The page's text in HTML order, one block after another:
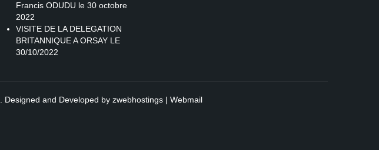
Francis ODUDU le 30 octobre
2022
VISITE DE LA DELEGATION
BRITANNIQUE A ORSAY LE
30/10/2022
Designed and Developed by zwebhostings| Webmail